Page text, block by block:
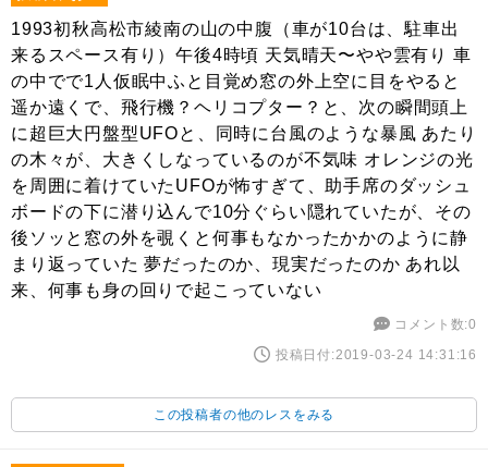
1993初秋高松市綾南の山の中腹（車が10台は、駐車出
来るスペース有り）午後4時頃 天気晴天〜やや雲有り 車
の中でで1人仮眠中ふと目覚め窓の外上空に目をやると
遥か遠くで、飛行機？ヘリコプター？と、次の瞬間頭上
に超巨大円盤型UFOと、同時に台風のような暴風 あたり
の木々が、大きくしなっているのが不気味 オレンジの光
を周囲に着けていたUFOが怖すぎて、助手席のダッシュ
ボードの下に潜り込んで10分ぐらい隠れていたが、その
後ソッと窓の外を覗くと何事もなかったかかのように静
まり返っていた 夢だったのか、現実だったのか あれ以
来、何事も身の回りで起こっていない
コメント数:0
投稿日付:2019-03-24 14:31:16
この投稿者の他のレスをみる